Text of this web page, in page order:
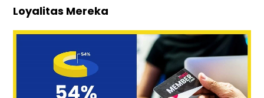
Loyalitas Mereka